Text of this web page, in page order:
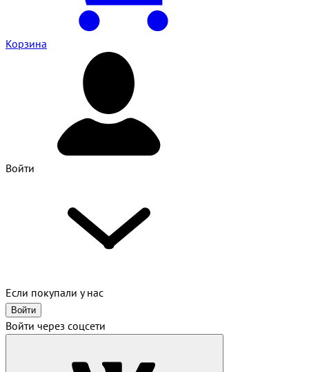
Корзина
Войти
Если покупали у нас
Войти
Войти через соцсети